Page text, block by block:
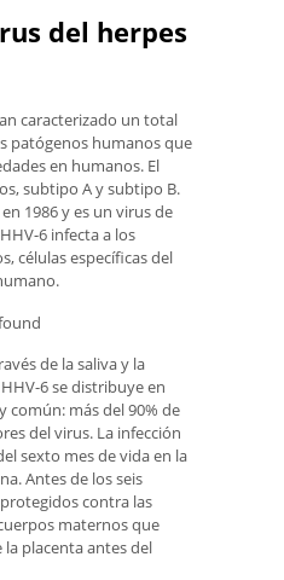
del herpes
caracterizado un total
patógenos humanos que
en humanos. El
subtipo A y subtipo B.
1986 y es un virus de
6 infecta a los
células específicas del
de la saliva y la
6 se distribuye en
más del 90% de
del virus. La infección
sexto mes de vida en la
Antes de los seis
contra las
maternos que
placenta antes del